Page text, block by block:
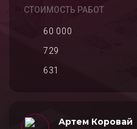
СТОИМОСТЬ РАБОТ
60 000
729
631
Артем Коровай